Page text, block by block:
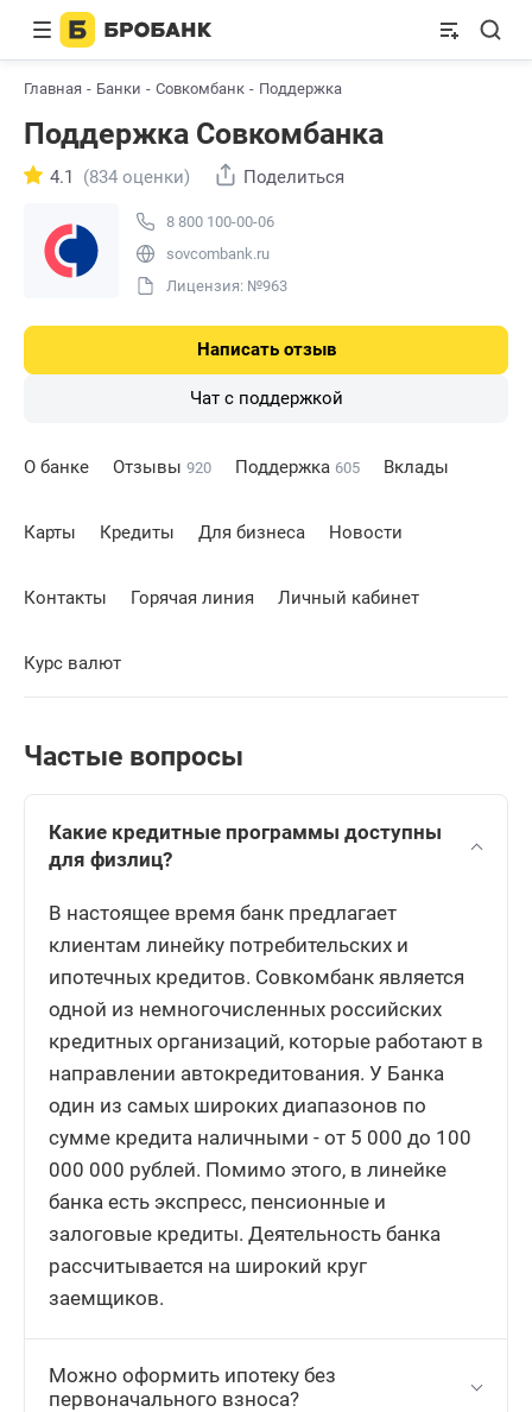
Главная Банки Совкомбанк Поддержка
Поддержка Совкомбанка
8 800 100-00-06
sovcombank.ru
Лицензия: №963
4.1 (834 оценки) Поделиться
Написать отзыв
Чат с поддержкой
О банке Отзывы 920 Поддержка 605 Вклады
Карты Кредиты Для бизнеса Новости
Контакты Горячая линия Личный кабинет
Курс валют
Частые вопросы
Какие кредитные программы доступны
для физлиц?
В настоящее время банк предлагает
клиентам линейку потребительских и
ипотечных кредитов. Совкомбанк является
одной из немногочисленных российских
кредитных организаций, которые работают в
направлении автокредитования. У Банка
один из самых широких диапазонов по
сумме кредита наличными - от 5 000 до 100
000 000 рублей. Помимо этого, в линейке
банка есть экспресс, пенсионные и
залоговые кредиты. Деятельность банка
рассчитывается на широкий круг
заемщиков.
Можно оформить ипотеку без
первоначального взноса?